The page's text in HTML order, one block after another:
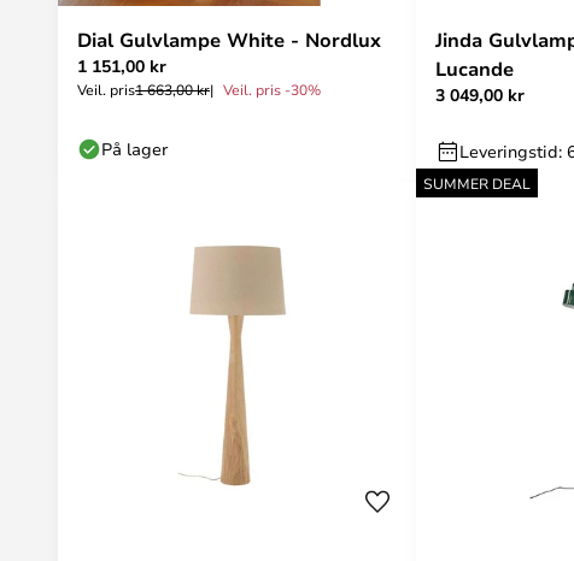
Dial Gulvlampe White - Nordlux
1 151,00 kr
Veil. pris1 663,00 kr Veil. pris -30%
På lager
Jinda
Lucande
3 049,00 kr
Leveringstid:
SUMMER DEAL